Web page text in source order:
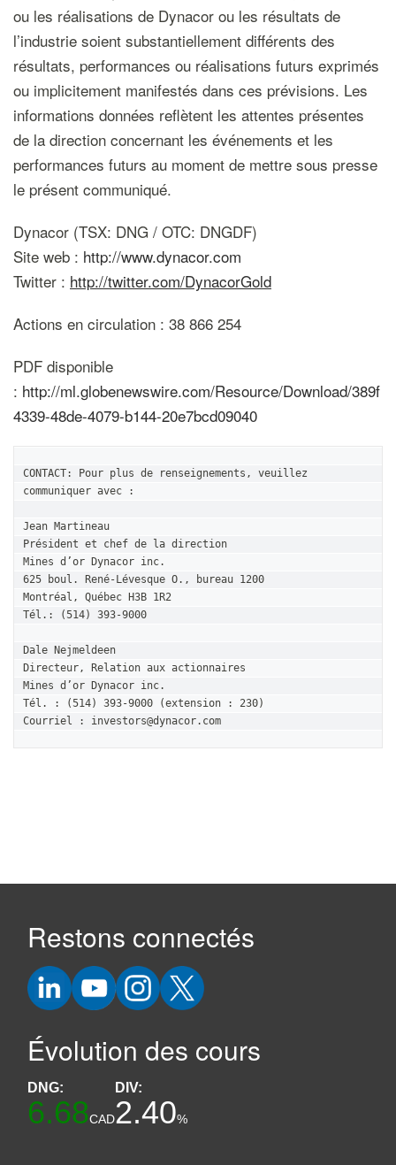
ou les réalisations de Dynacor ou les résultats de
l’industrie soient substantiellement différents des
résultats, performances ou réalisations futurs exprimés
ou implicitement manifestés dans ces prévisions. Les
informations données reflètent les attentes présentes
de la direction concernant les événements et les
performances futurs au moment de mettre sous presse
le présent communiqué.
Dynacor (TSX: DNG / OTC: DNGDF)
Site web : http://www.dynacor.com
Twitter : http://twitter.com/DynacorGold
Actions en circulation : 38 866 254
PDF disponible
: http://ml.globenewswire.com/Resource/Download/389f
4339-48de-4079-b144-20e7bcd09040
CONTACT: Pour plus de renseignements, veuillez
communiquer avec :
Jean Martineau
Président et chef de la direction
Mines d’or Dynacor inc.
625 boul. René-Lévesque O., bureau 1200
Montréal, Québec H3B 1R2
Tél.: (514) 393-9000
Dale Nejmeldeen
Directeur, Relation aux actionnaires
Mines d’or Dynacor inc.
Tél. : (514) 393-9000 (extension : 230)
Courriel : investors@dynacor.com
Restons connectés
Évolution des cours
DNG:
6.68CAD
DIV:
2.40%